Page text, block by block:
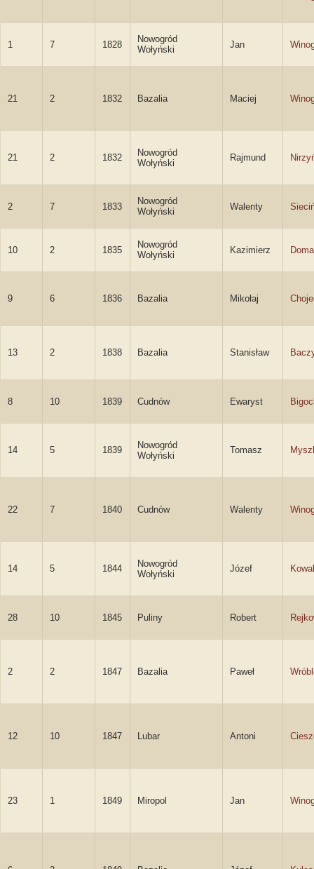
1 7 1828
Nowogród
Wołyński
Jan
21 2 1832 Bazalia Maciej
21 2 1832
Nowogród
Wołyński
Rajmund
2 7 1833
Nowogród
Wołyński
Walenty
10 2 1835
Nowogród
Wołyński
Kazimierz
9 6 1836 Bazalia Mikołaj
13 2 1838 Bazalia Stanisław
8 10 1839 Cudnów Ewaryst
14 5 1839
Nowogród
Wołyński
Tomasz
22 7 1840 Cudnów Walenty
14 5 1844
Nowogród
Wołyński
Józef
28 10 1845 Puliny Robert
2 2 1847 Bazalia Paweł
12 10 1847 Lubar Antoni
23 1 1849 Miropol Jan